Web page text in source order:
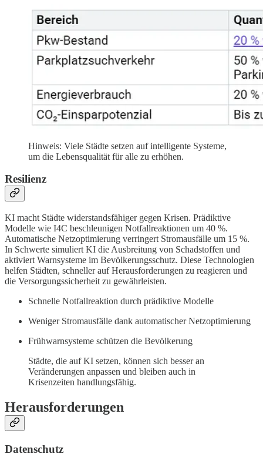
Hinweis: Viele Städte setzen auf intelligente Systeme,
um die Lebensqualität für alle zu erhöhen.
Resilienz
KI macht Städte widerstandsfähiger gegen Krisen. Prädiktive
Modelle wie I4C beschleunigen Notfallreaktionen um 40 %.
Automatische Netzoptimierung verringert Stromausfälle um 15 %.
In Schwerte simuliert KI die Ausbreitung von Schadstoffen und
aktiviert Warnsysteme im Bevölkerungsschutz. Diese Technologien
helfen Städten, schneller auf Herausforderungen zu reagieren und
die Versorgungssicherheit zu gewährleisten.
Schnelle Notfallreaktion durch prädiktive Modelle
Weniger Stromausfälle dank automatischer Netzoptimierung
Frühwarnsysteme schützen die Bevölkerung
Städte, die auf KI setzen, können sich besser an
Veränderungen anpassen und bleiben auch in
Krisenzeiten handlungsfähig.
Herausforderungen
Datenschutz